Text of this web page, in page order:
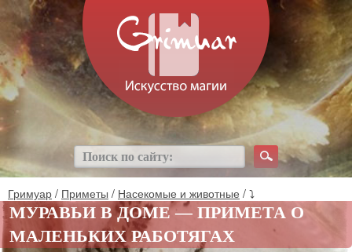
Гримуар / Приметы / Насекомые и животные / ⤵
МУРАВЬИ В ДОМЕ — ПРИМЕТА О
МАЛЕНЬКИХ РАБОТЯГАХ